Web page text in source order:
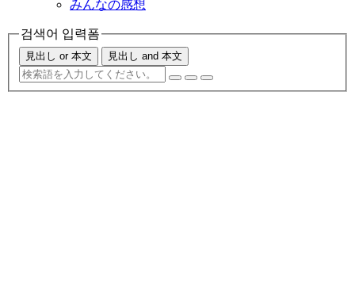
みんなの感想
검색어 입력폼
見出し or 本文 見出し and 本文